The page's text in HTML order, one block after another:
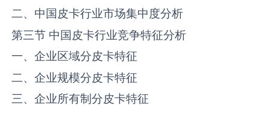
二、中国‌‌皮卡‌‌‌行业市场集中度分析
第三节 中国‌‌皮卡‌‌‌行业竞争特征分析
一、企业区域分‌皮卡‌‌特征
二、企业规模分‌皮卡‌‌特征
三、企业所有制分‌皮卡‌‌特征